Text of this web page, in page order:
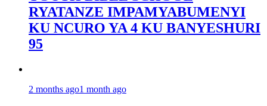
RYATANZE IMPAMYABUMENYI
KU NCURO YA 4 KU BANYESHURI
95
2 months ago1 month ago